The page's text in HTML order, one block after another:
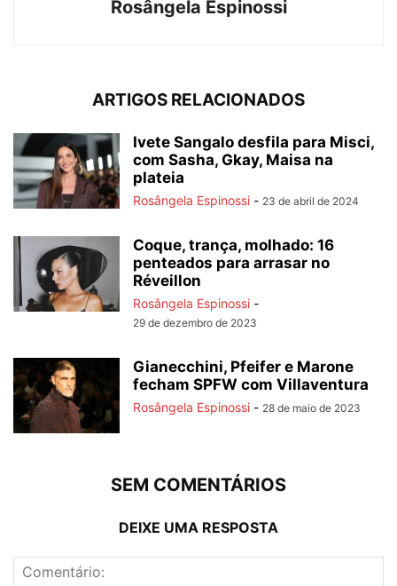
Rosângela Espinossi
ARTIGOS RELACIONADOS
Ivete Sangalo desfila para Misci,
com Sasha, Gkay, Maisa na
plateia
Rosângela Espinossi - 23 de abril de 2024
Coque, trança, molhado: 16
penteados para arrasar no
Réveillon
Rosângela Espinossi -
29 de dezembro de 2023
Gianecchini, Pfeifer e Marone
fecham SPFW com Villaventura
Rosângela Espinossi - 28 de maio de 2023
SEM COMENTÁRIOS
DEIXE UMA RESPOSTA